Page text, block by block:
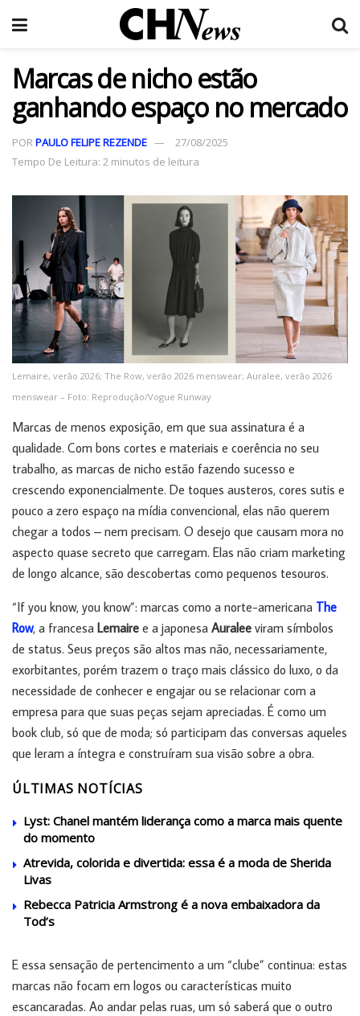
Marcas de nicho estão
ganhando espaço no mercado
PORPAULO FELIPE REZENDE
27/08/2025
Tempo De Leitura: 2 minutos de leitura
Lemaire, verão 2026; The Row, verão 2026 menswear; Auralee, verão 2026
menswear – Foto: Reprodução/Vogue Runway
Marcas de menos exposição, em que sua assinatura é a
qualidade. Com bons cortes e materiais e coerência no seu
trabalho, as marcas de nicho estão fazendo sucesso e
crescendo exponencialmente. De toques austeros, cores sutis e
pouco a zero espaço na mídia convencional, elas não querem
chegar a todos – nem precisam. O desejo que causam mora no
aspecto quase secreto que carregam. Elas não criam marketing
de longo alcance, são descobertas como pequenos tesouros.
“If you know, you know”: marcas como a norte-americana The
Row, a francesa Lemaire e a japonesa Auralee viram símbolos
de status. Seus preços são altos mas não, necessariamente,
exorbitantes, porém trazem o traço mais clássico do luxo, o da
necessidade de conhecer e engajar ou se relacionar com a
empresa para que suas peças sejam apreciadas. É como um
book club, só que de moda; só participam das conversas aqueles
que leram a íntegra e construíram sua visão sobre a obra.
ÚLTIMAS NOTÍCIAS
Lyst: Chanel mantém liderança como a marca mais quente
do momento
Atrevida, colorida e divertida: essa é a moda de Sherida
Livas
Rebecca Patricia Armstrong é a nova embaixadora da
Tod’s
E essa sensação de pertencimento a um “clube” continua: estas
marcas não focam em logos ou características muito
escancaradas. Ao andar pelas ruas, um só saberá que o outro